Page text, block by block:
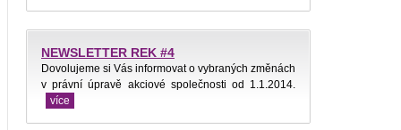
NEWSLETTER REK #4
Dovolujeme si Vás informovat o vybraných změnách
v právní úpravě akciové společnosti od 1.1.2014.
více